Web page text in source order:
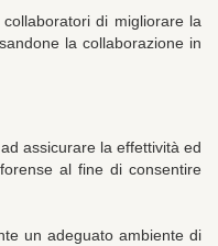
di migliorare la
la collaborazione in
assicurare la effettività ed
al fine di consentire
un adeguato ambiente di